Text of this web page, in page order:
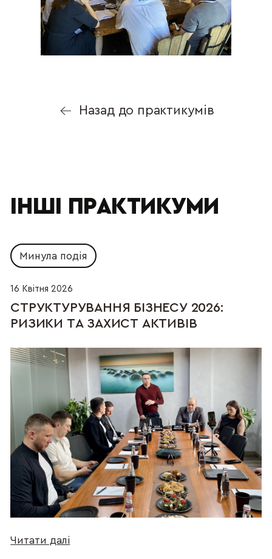
Назад до практикумів
ІНШІ ПРАКТИКУМИ
Минула подія
16 Квітня 2026
СТРУКТУРУВАННЯ БІЗНЕСУ 2026:
РИЗИКИ ТА ЗАХИСТ АКТИВІВ
Читати далі